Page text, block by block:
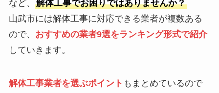
など、 解体工事でお困りではありませんか？
山武市には解体工事に対応できる業者が複数ある
ので、 おすすめの業者9選をランキング形式で紹介
していきます。
解体工事業者を選ぶポイント もまとめているので